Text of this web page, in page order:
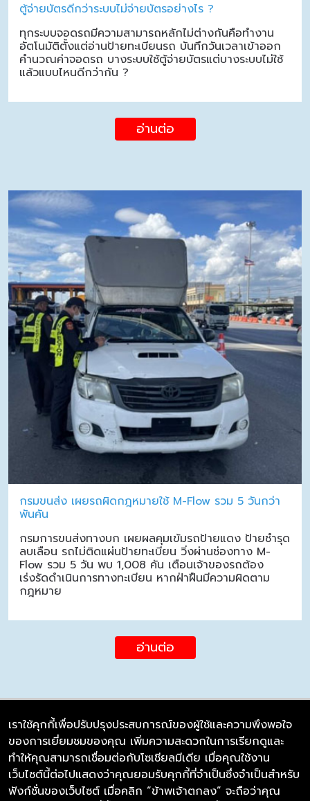
ตู้จ่ายบัตรดีกว่าระบบไม่จ่ายบัตรอย่างไร ?
ทุกระบบจอดรถมีความสามารถหลักไม่ต่างกันคือทำงาน
อัตโนมัติตั้งแต่อ่านป้ายทะเบียนรถ บันทึกวันเวลาเข้าออก
คำนวณค่าจอดรถ บางระบบใช้ตู้จ่ายบัตรแต่บางระบบไม่ใช้
แล้วแบบไหนดีกว่ากัน ?
อ่านต่อ
กรมขนส่ง เผยรถผิดกฎหมายใช้ M-Flow รวม 5 วันกว่า
พันคัน
กรมการขนส่งทางบก เผยผลคุมเข้มรถป้ายแดง ป้ายชำรุด
ลบเลือน รถไม่ติดแผ่นป้ายทะเบียน วิ่งผ่านช่องทาง M-
Flow รวม 5 วัน พบ 1,008 คัน เตือนเจ้าของรถต้อง
เร่งรัดดำเนินการทางทะเบียน หากฝ่าฝืนมีความผิดตาม
กฎหมาย
อ่านต่อ
บริษัท ซิมลิงค์ จำกัด
98/226 Bangrakyai-Baanmai Road,
Bangyai, Nonthaburi 11140
เราใช้คุกกี้เพื่อปรับปรุงประสบการณ์ของผู้ใช้และความพึงพอใจ
ของการเยี่ยมชมของคุณ เพิ่มความสะดวกในการเรียกดูและ
ทำให้คุณสามารถเชื่อมต่อกับโซเชียลมีเดีย เมื่อคุณใช้งาน
เว็บไซต์นี้ต่อไปแสดงว่าคุณยอมรับคุกกี้ที่จำเป็นซึ่งจำเป็นสำหรับ
ฟังก์ชั่นของเว็บไซต์ เมื่อคลิก “ข้าพเจ้าตกลง” จะถือว่าคุณ